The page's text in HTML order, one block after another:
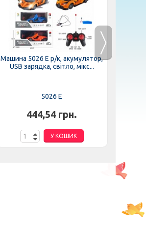
Машина 5026 E р/к, акумулятор,
USB зарядка, світло, мікс...
5026 E
444,54 грн.
У КОШИК